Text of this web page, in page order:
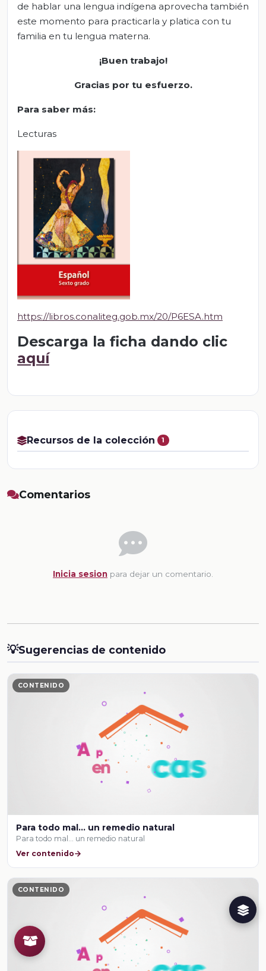
de hablar una lengua indígena aprovecha también
este momento para practicarla y platica con tu
familia en tu lengua materna.
¡Buen trabajo!
Gracias por tu esfuerzo.
Para saber más:
Lecturas
https://libros.conaliteg.gob.mx/20/P6ESA.htm
Descarga la ficha dando clic
aquí
Recursos de la colección 1
Comentarios
Inicia sesion para dejar un comentario.
💡Sugerencias de contenido
CONTENIDO
Para todo mal… un remedio natural
Para todo mal… un remedio natural
Ver contenido
CONTENIDO